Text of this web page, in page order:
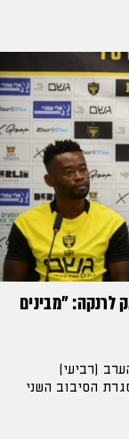
לרנקה: ״מבינים
(רביעי)
הסיבוב השני